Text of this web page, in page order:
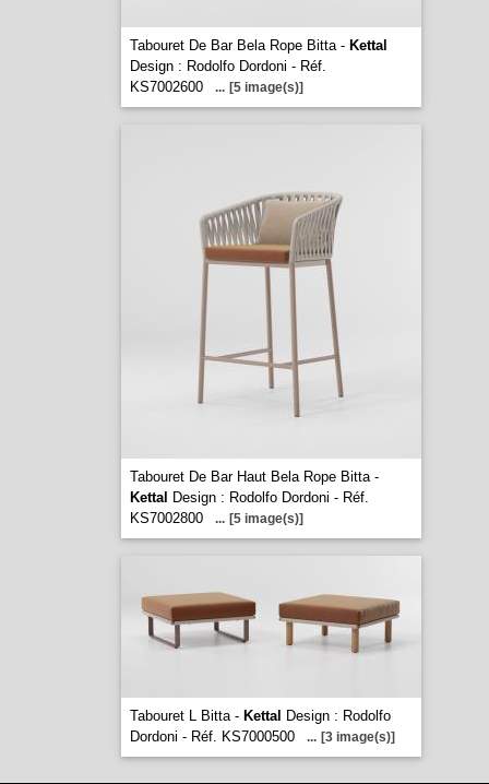
Tabouret De Bar Bela Rope Bitta - Kettal
Design : Rodolfo Dordoni - Réf.
KS7002600
... [5 image(s)]
Tabouret De Bar Haut Bela Rope Bitta -
Kettal Design : Rodolfo Dordoni - Réf.
KS7002800
... [5 image(s)]
Tabouret L Bitta - Kettal Design : Rodolfo
Dordoni - Réf. KS7000500
... [3 image(s)]